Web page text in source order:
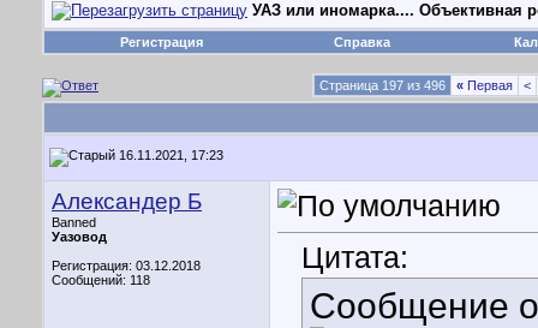
УАЗ или иномарка.... Объективная
Регистрация Справка
Страница 197 из 496 « Первая <
16.11.2021, 17:23
Александер Б
Banned
Уазовод
Регистрация: 03.12.2018
Сообщений: 118
Цитата:
Сообщение